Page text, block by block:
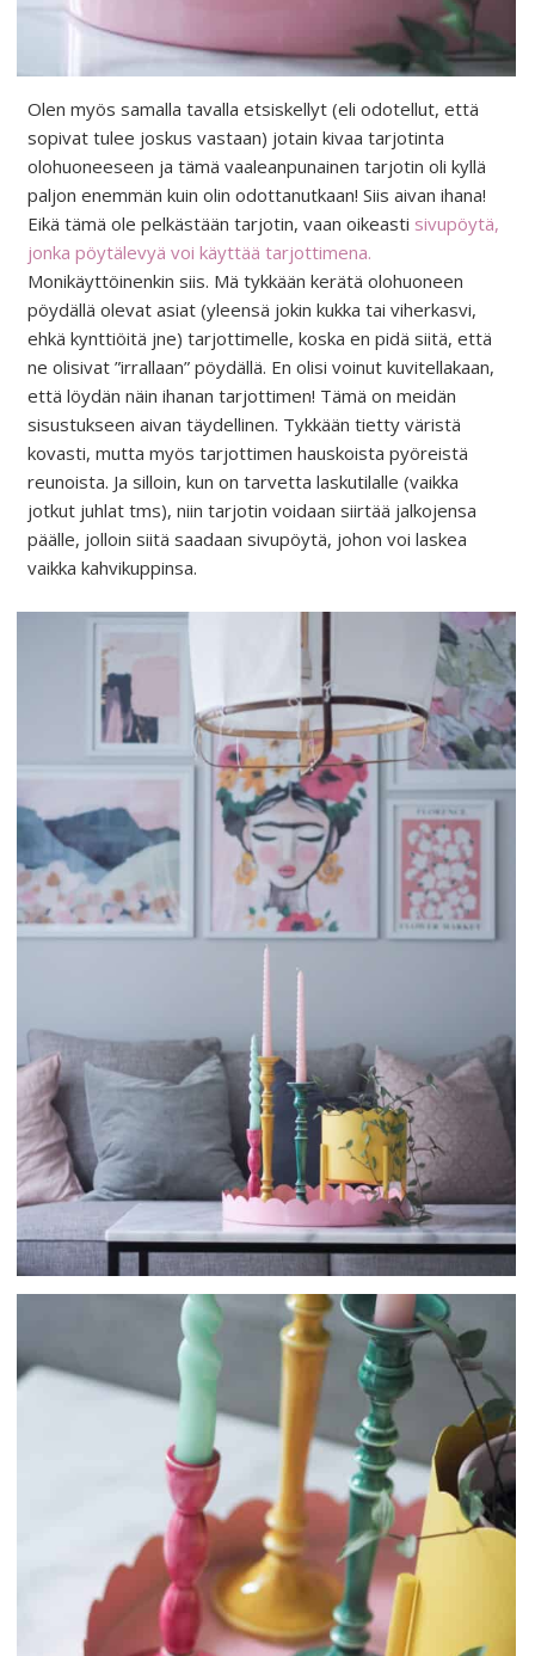
Olen myös samalla tavalla etsiskellyt (eli odotellut, että
sopivat tulee joskus vastaan) jotain kivaa tarjotinta
olohuoneeseen ja tämä vaaleanpunainen tarjotin oli kyllä
paljon enemmän kuin olin odottanutkaan! Siis aivan ihana!
Eikä tämä ole pelkästään tarjotin, vaan oikeasti sivupöytä,
jonka pöytälevyä voi käyttää tarjottimena.
Monikäyttöinenkin siis. Mä tykkään kerätä olohuoneen
pöydällä olevat asiat (yleensä jokin kukka tai viherkasvi,
ehkä kynttiöitä jne) tarjottimelle, koska en pidä siitä, että
ne olisivat ”irrallaan” pöydällä. En olisi voinut kuvitellakaan,
että löydän näin ihanan tarjottimen! Tämä on meidän
sisustukseen aivan täydellinen. Tykkään tietty väristä
kovasti, mutta myös tarjottimen hauskoista pyöreistä
reunoista. Ja silloin, kun on tarvetta laskutilalle (vaikka
jotkut juhlat tms), niin tarjotin voidaan siirtää jalkojensa
päälle, jolloin siitä saadaan sivupöytä, johon voi laskea
vaikka kahvikuppinsa.